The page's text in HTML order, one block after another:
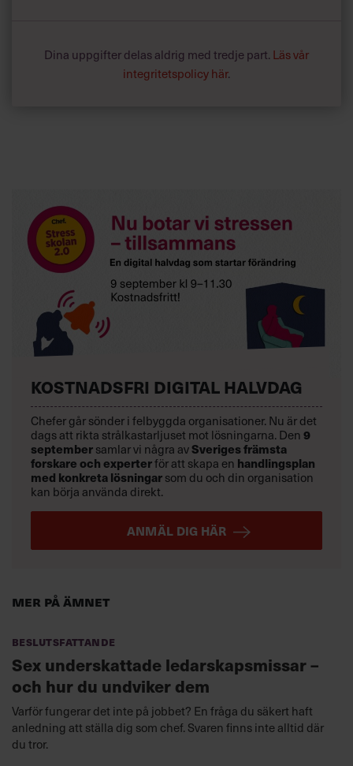
Dina uppgifter delas aldrig med tredje part. Läs vår
integritetspolicy här.
Mer på ämnet
Beslutsfattande
Sex underskattade ledarskapsmissar –
och hur du undviker dem
Varför fungerar det inte på jobbet? En fråga du säkert haft
anledning att ställa dig som chef. Svaren finns inte alltid där
du tror.
KOSTNADSFRI DIGITAL HALVDAG
Chefer går sönder i felbyggda organisationer. Nu är det
dags att rikta strålkastarljuset mot lösningarna. Den9
septembersamlar vi några avSveriges främsta
forskare och experterför att skapa en handlingsplan
med konkreta lösningarsom du och din organisation
kan börja använda direkt.
ANMÄL DIG HÄR